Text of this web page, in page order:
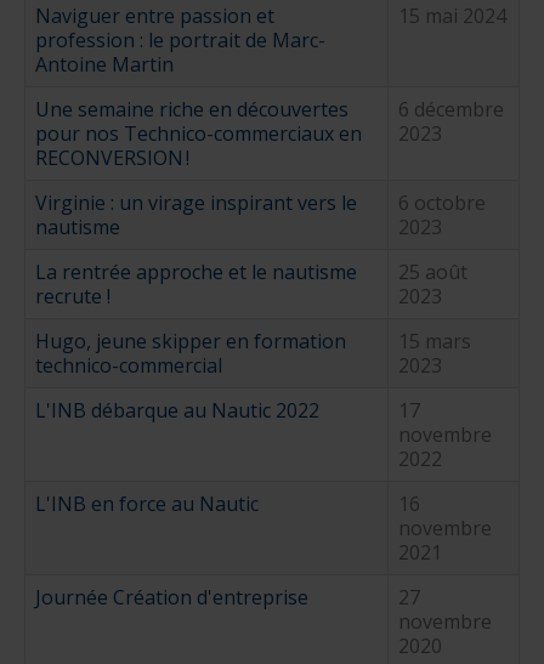
Naviguer entre passion et
profession : le portrait de Marc-
Antoine Martin
15 mai 2024
Une semaine riche en découvertes
pour nos Technico-commerciaux en
RECONVERSION !
6 décembre
2023
Virginie : un virage inspirant vers le
nautisme
6 octobre
2023
La rentrée approche et le nautisme
recrute !
25 août
2023
Hugo, jeune skipper en formation
technico-commercial
15 mars
2023
L'INB débarque au Nautic 2022
17
novembre
2022
L'INB en force au Nautic
16
novembre
2021
Journée Création d'entreprise
27
novembre
2020